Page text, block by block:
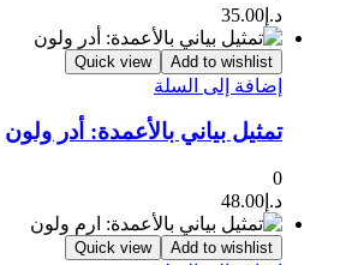
د.إ 35.00
Add to wishlist
Quick view
إضافة إلى السلة
تمثيل بياني بالأعمدة: أدر ولون
0
د.إ 48.00
Add to wishlist
Quick view